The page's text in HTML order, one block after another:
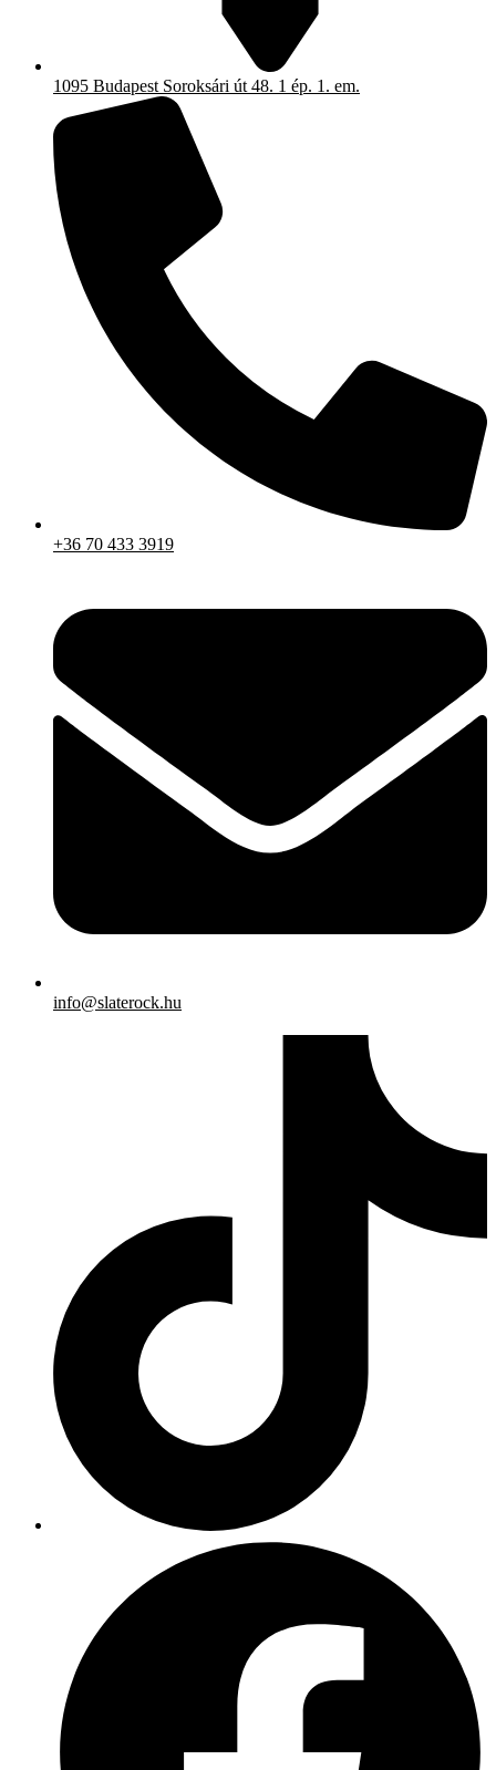
1095 Budapest Soroksári út 48. 1 ép. 1. em.
+36 70 433 3919
info@slaterock.hu